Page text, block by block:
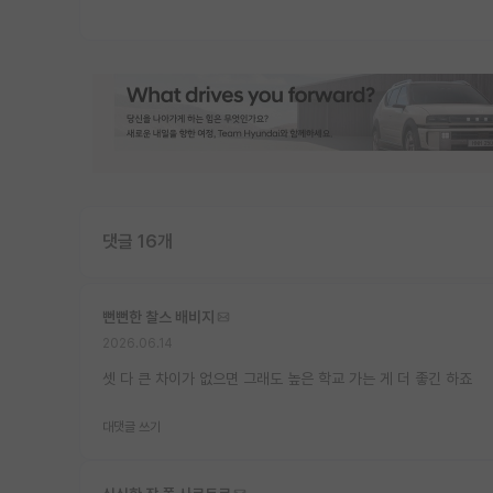
댓글 16개
뻔뻔한 찰스 배비지
셋 다 큰 차이가 없으면 그래도 높은 학교 가는 게 더 좋긴 하죠
대댓글 쓰기